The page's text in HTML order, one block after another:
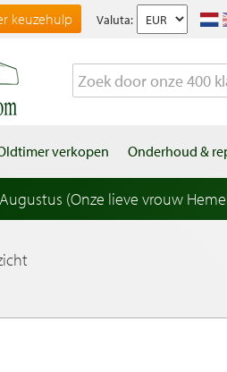
keuzehulp Valuta:
verkopen Onderhoud &
(Onze lieve vrouw